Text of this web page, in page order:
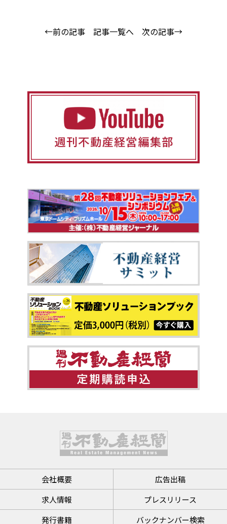
←前の記事 記事一覧へ 次の記事→
会社概要
広告出稿
求人情報
プレスリリース
発行書籍
バックナンバー検索